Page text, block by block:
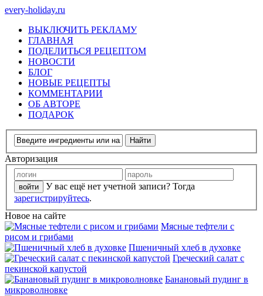
every-holiday.ru
ВЫКЛЮЧИТЬ РЕКЛАМУ
ГЛАВНАЯ
ПОДЕЛИТЬСЯ РЕЦЕПТОМ
НОВОСТИ
БЛОГ
НОВЫЕ РЕЦЕПТЫ
КОММЕНТАРИИ
ОБ АВТОРЕ
ПОДАРОК
Авторизация
У вас ещё нет учетной записи? Тогда
зарегистрируйтесь.
Новое на сайте
Мясные тефтели с
рисом и грибами
Пшеничный хлеб в духовке
Греческий салат с
пекинской капустой
Банановый пудинг в
микроволновке